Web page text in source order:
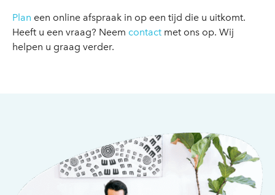
Plan een online afspraak in op een tijd die u uitkomt.
Heeft u een vraag? Neem contact met ons op. Wij
helpen u graag verder.